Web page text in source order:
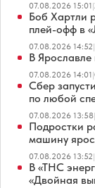
07.08.2026 15:01|
Боб Хартли
плей-офф в
07.08.2026 14:52|
В
07.08.2026 14:01|
Сбер
по любой
07.08.2026 13:58|
Подростки
машину
07.08.2026 13:52|
В «ТНС
«Двойная